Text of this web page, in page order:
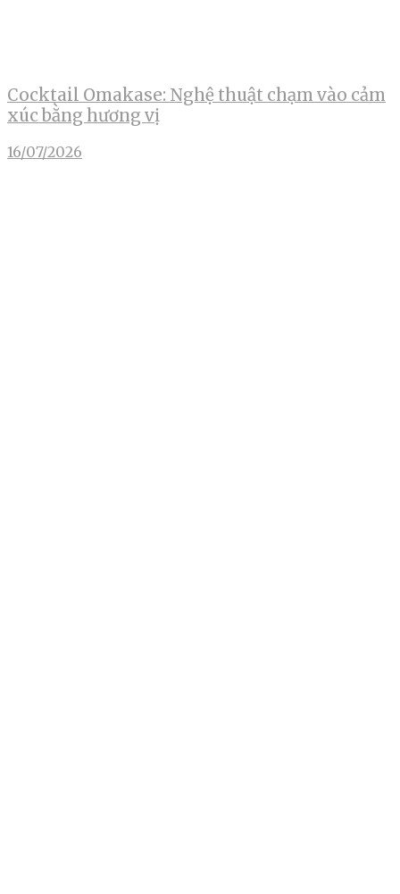
Cocktail Omakase: Nghệ thuật chạm vào cảm
xúc bằng hương vị
16/07/2026